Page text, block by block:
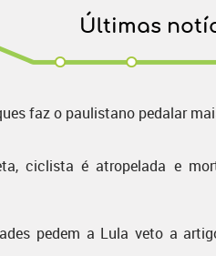
Últimas
faz o paulistano pedalar
ciclista é atropelada e
pedem a Lula veto a